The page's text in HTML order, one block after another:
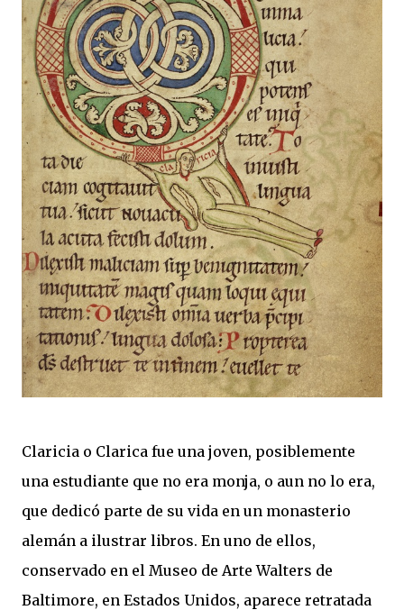
Claricia o Clarica fue una joven, posiblemente
una estudiante que no era monja, o aun no lo era,
que dedicó parte de su vida en un monasterio
alemán a ilustrar libros. En uno de ellos,
conservado en el Museo de Arte Walters de
Baltimore, en Estados Unidos, aparece retratada